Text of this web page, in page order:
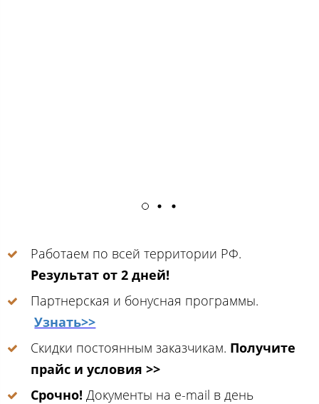
Работаем по всей территории РФ.
Результат от 2 дней!
Партнерская и бонусная программы.
Узнать>>
Скидки постоянным заказчикам. Получите
прайс и условия >>
Срочно! Документы на e-mail в день